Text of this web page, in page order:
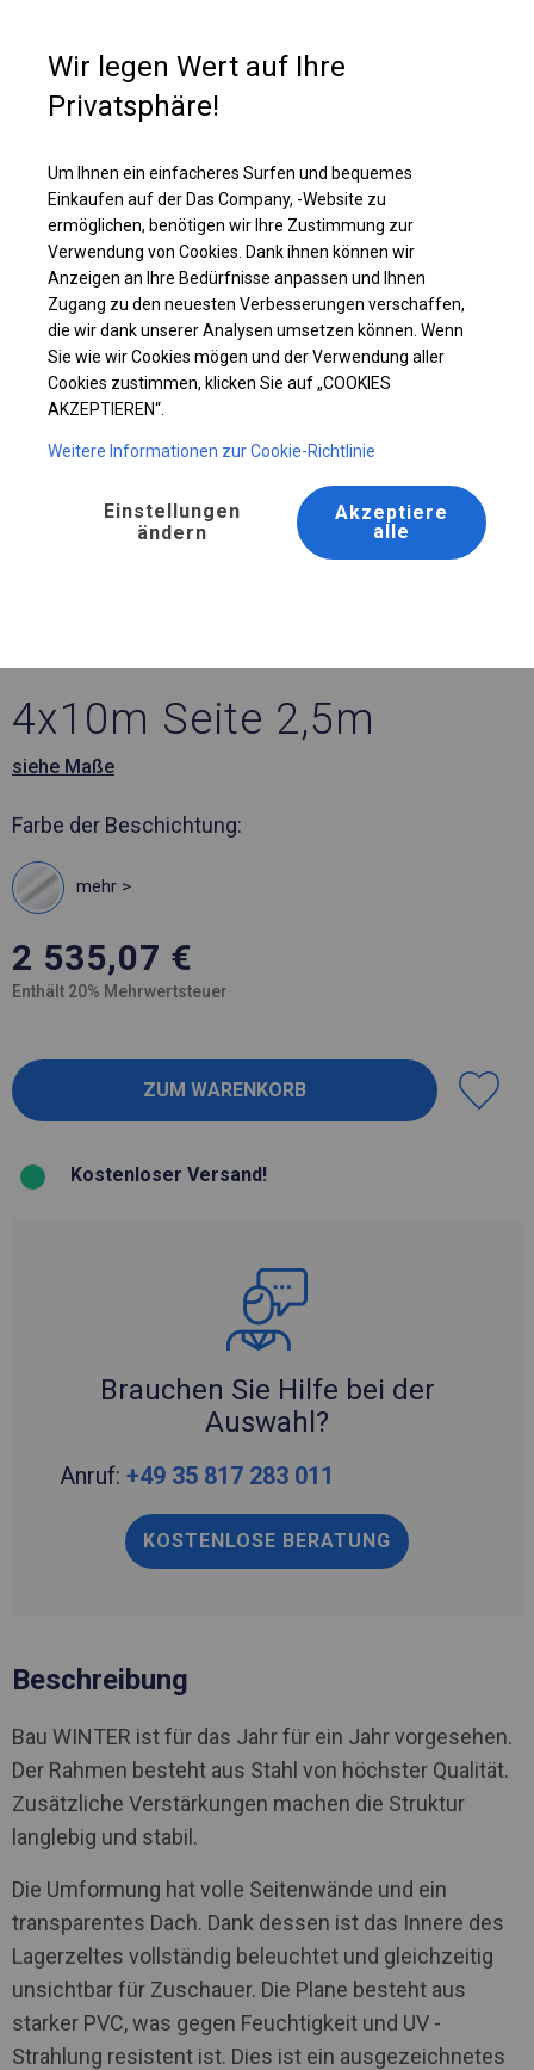
Ganzjährig geöffnete Zelthalle | 4x10 m
4x10m Seite 2,5m
siehe Maße
Farbe der Beschichtung:
mehr >
2 535,07 €
Enthält 20% Mehrwertsteuer
Kostenloser Versand!
Brauchen Sie Hilfe bei der
Auswahl?
Anruf: +49 35 817 283 011
KOSTENLOSE BERATUNG
Beschreibung
Bau WINTER ist für das Jahr für ein Jahr vorgesehen.
Der Rahmen besteht aus Stahl von höchster Qualität.
Zusätzliche Verstärkungen machen die Struktur
langlebig und stabil.
Die Umformung hat volle Seitenwände und ein
transparentes Dach. Dank dessen ist das Innere des
Lagerzeltes vollständig beleuchtet und gleichzeitig
unsichtbar für Zuschauer. Die Plane besteht aus
starker PVC, was gegen Feuchtigkeit und UV -
Strahlung resistent ist. Dies ist ein ausgezeichnetes
Wir legen Wert auf Ihre
Privatsphäre!
Um Ihnen ein einfacheres Surfen und bequemes
Einkaufen auf der Das Company, -Website zu
ermöglichen, benötigen wir Ihre Zustimmung zur
Verwendung von Cookies. Dank ihnen können wir
Anzeigen an Ihre Bedürfnisse anpassen und Ihnen
Zugang zu den neuesten Verbesserungen verschaffen,
die wir dank unserer Analysen umsetzen können. Wenn
Sie wie wir Cookies mögen und der Verwendung aller
Cookies zustimmen, klicken Sie auf „COOKIES
AKZEPTIEREN“.
Weitere Informationen zur Cookie-Richtlinie
Einstellungen
ändern
Akzeptiere
alle